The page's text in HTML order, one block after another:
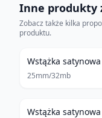
Inne produkty
Zobacz także kilka
produktu.
Wstążka
25mm/32mb
Wstążka